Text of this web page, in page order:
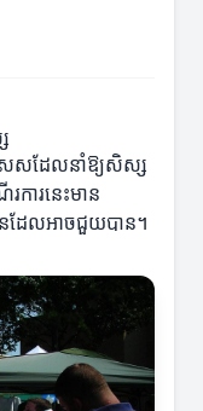
េសដែលនាំឱ្យសិស្ស
ការនេះមាន
នដែលអាចជួយបាន។